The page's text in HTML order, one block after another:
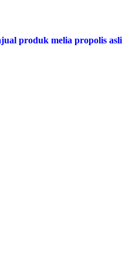
produk melia propolis asli